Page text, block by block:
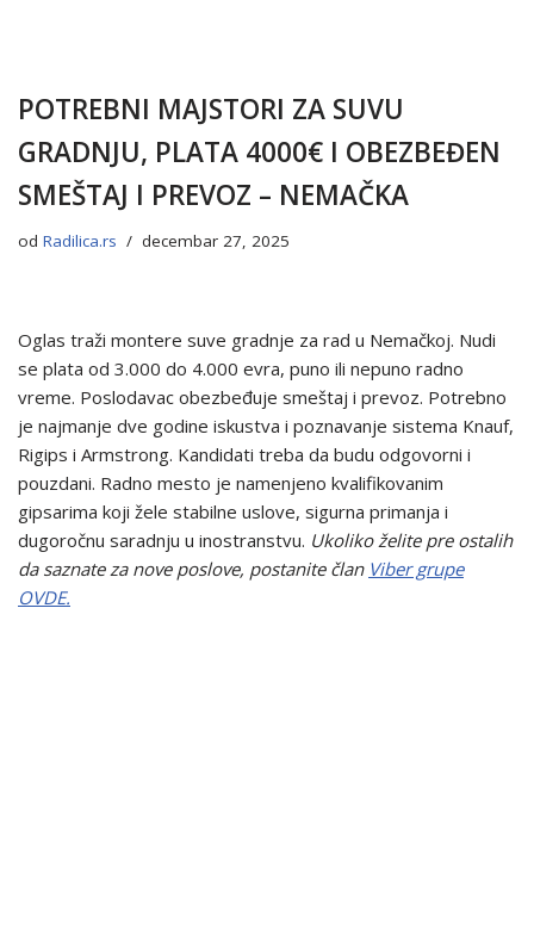
POTREBNI MAJSTORI ZA SUVU
GRADNJU, PLATA 4000€ I OBEZBEĐEN
SMEŠTAJ I PREVOZ – NEMAČKA
od Radilica.rs decembar 27, 2025
Oglas traži montere suve gradnje za rad u Nemačkoj. Nudi
se plata od 3.000 do 4.000 evra, puno ili nepuno radno
vreme. Poslodavac obezbeđuje smeštaj i prevoz. Potrebno
je najmanje dve godine iskustva i poznavanje sistema Knauf,
Rigips i Armstrong. Kandidati treba da budu odgovorni i
pouzdani. Radno mesto je namenjeno kvalifikovanim
gipsarima koji žele stabilne uslove, sigurna primanja i
dugoročnu saradnju u inostranstvu. Ukoliko želite pre ostalih
da saznate za nove poslove, postanite član Viber grupe
OVDE.